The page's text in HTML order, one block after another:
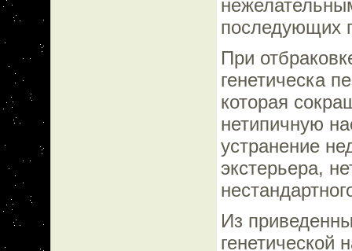
последующих
При
генетическа
которая
нетипичную
устранение
экстерьера,
Из
генетической